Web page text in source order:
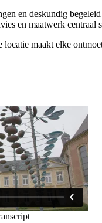
en deskundig
en maatwerk centraal
locatie maakt elke